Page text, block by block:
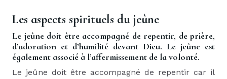
Les aspects spirituels du jeûne
Le jeûne doit être accompagné de repentir, de prière,
d’adoration et d’humilité devant Dieu. Le jeûne est
également associé à l’affermissement de la volonté.
Le jeûne doit être accompagné de repentir car il